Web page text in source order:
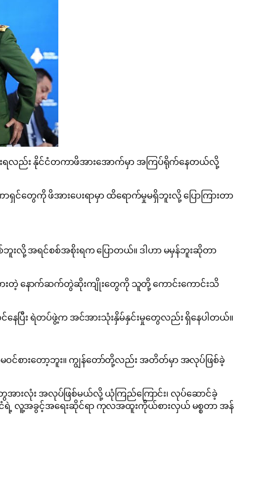
းရလည်း နိုင်ငံတကာဖိအားအောက်မှာ အကြပ်ရိုက်နေတယ်လို့
ေကို ဖိအားပေးရာမှာ ထိရောက်မှုမရှိဘူးလို့ ပြောကြားတာ
အရင်စစ်အစိုးရက ပြောတယ်။ ဒါဟာ မမှန်ဘူးဆိုတာ
ထားတဲ့ နောက်ဆက်တွဲဆိုးကျိုးတွေကို သူတို့ ကောင်းကောင်းသိ
ေပြီး ရဲတပ်ဖွဲ့က အင်အားသုံးနှိမ်နှင်းမှုတွေလည်း ရှိနေပါတယ်။
ဝင်စားတော့ဘူး။ ကျွန်တော်တို့လည်း အတိတ်မှာ အလုပ်ဖြစ်ခဲ့
အားလုံး အလုပ်ဖြစ်မယ်လို့ ယုံကြည်ကြောင်း၊ လုပ်ဆောင်ခဲ့
ငံရဲ့ လူ့အခွင့်အရေးဆိုင်ရာ ကုလအထူးကိုယ်စားလှယ် မစ္စတာ အန်